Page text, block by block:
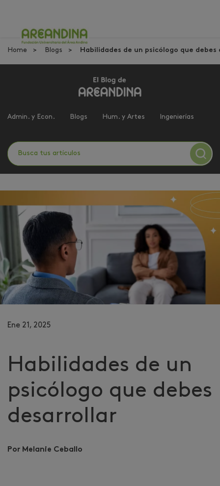
Home Blogs Habilidades de un psicólogo que debes
Admin. y Econ. Blogs Hum. y Artes Ingenierías
Ene 21, 2025
Habilidades de un
psicólogo que debes
desarrollar
Por Melanie Ceballo